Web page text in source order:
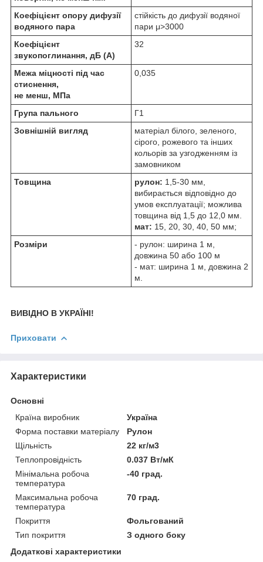
Коефіцієнт опору дифузії
водяного пара
стійкість до дифузії водяної
пари μ>3000
Коефіцієнт
звукопоглинання, дБ (А)
32
Межа міцності під час
стиснення,
не менш, МПа
0,035
Група пального
Г1
Зовнішній вигляд
матеріал білого, зеленого,
сірого, рожевого та інших
кольорів за узгодженням із
замовником
Товщина
рулон: 1,5-30 мм,
вибирається відповідно до
умов експлуатації; можлива
товщина від 1,5 до 12,0 мм.
мат: 15, 20, 30, 40, 50 мм;
Розміри
- рулон: ширина 1 м,
довжина 50 або 100 м
- мат: ширина 1 м, довжина 2
м.
ВИВІДНО В УКРАЇНІ!
Приховати
Характеристики
Основні
Країна виробник
Україна
Форма поставки матеріалу
Рулон
Щільність
22 кг/м3
Теплопровідність
0.037 Вт/мК
Мінімальна робоча
температура
-40 град.
Максимальна робоча
температура
70 град.
Покриття
Фольгований
Тип покриття
З одного боку
Додаткові характеристики